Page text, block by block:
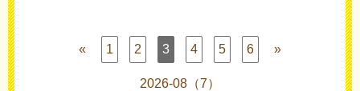
« 1 2 3 4 5 6 »
2026-08（7）